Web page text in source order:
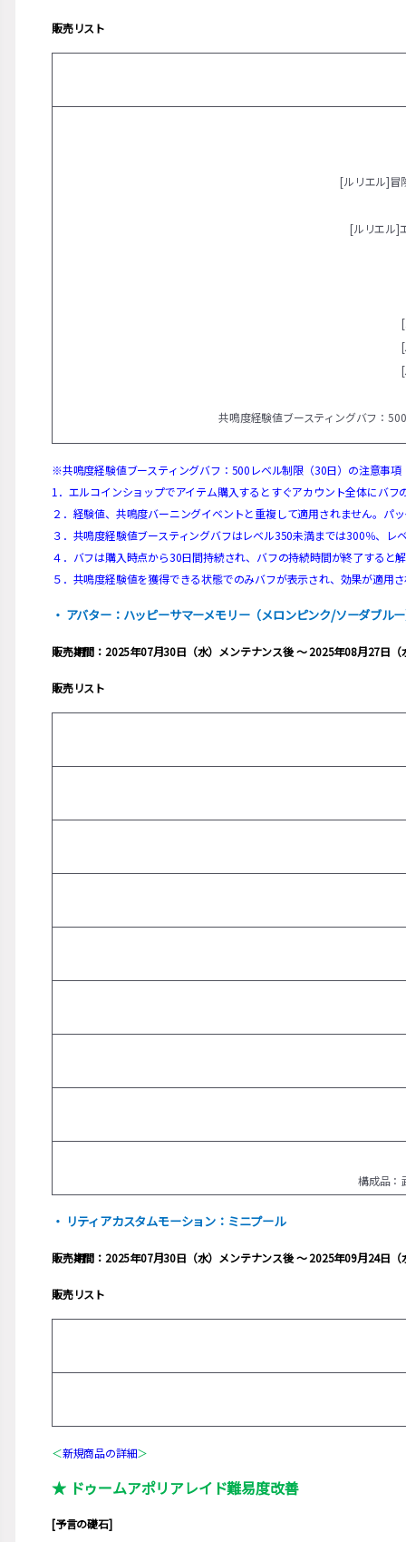
販売リスト
[ルリエル]冒
[ルリエル]
共鳴度経験値ブースティングバフ：
※共鳴度経験値ブースティングバフ：500レベル制限（30日）の注意事項
1．エルコインショップでアイテム購入するとすぐアカウント全体にバフ
２．経験値、共鳴度バーニングイベントと重複して適用されません。パ
３．共鳴度経験値ブースティングバフはレベル350未満までは300％、
４．バフは購入時点から30日間持続され、バフの持続時間が終了すると
５．共鳴度経験値を獲得できる状態でのみバフが表示され、効果が適
・ アバター：ハッピーサマーメモリー（メロンピンク/ソーダブル
販売期間：2025年07月30日（水）メンテナンス後 ～ 2025年08月27日（
販売リスト
構成品：
・ リティアカスタムモーション：ミニプール
販売期間：2025年07月30日（水）メンテナンス後 ～ 2025年09月24日（
販売リスト
＜新規商品の詳細＞
★ ドゥームアポリアレイド難易度改善
[予言の礎石]